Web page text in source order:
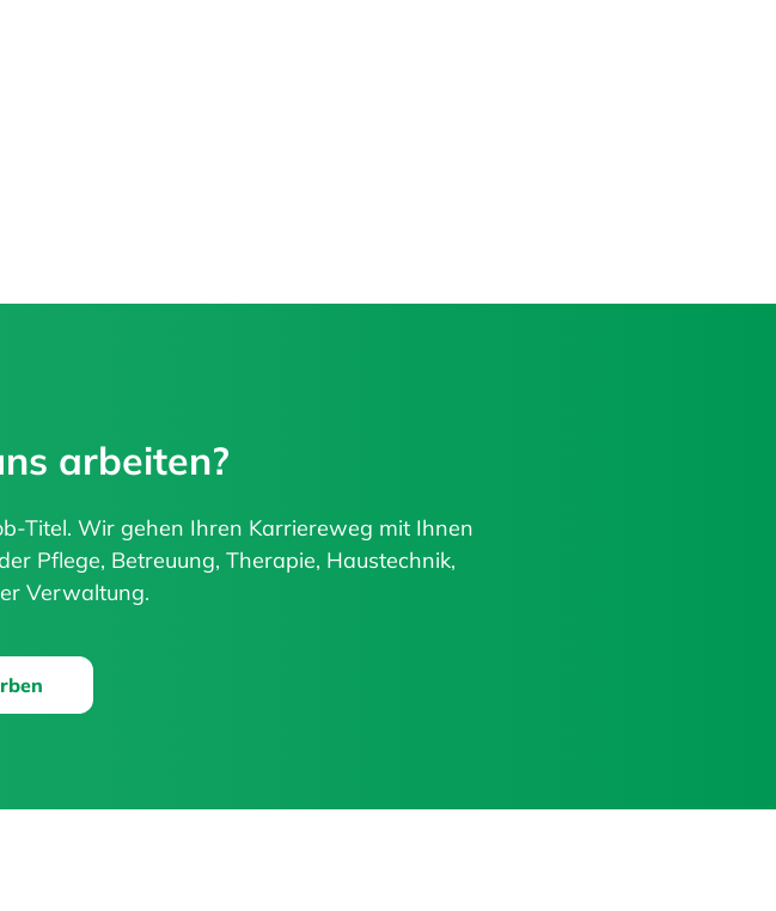
arbeiten?
Titel. Wir gehen Ihren Karriereweg mit Ihnen
Pflege, Betreuung, Therapie, Haustechnik,
Verwaltung.